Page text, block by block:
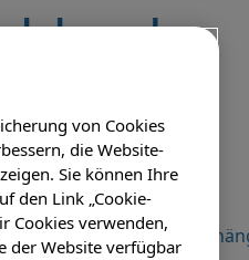
zugänglich sind –
von Cookies
die Website-
Sie können Ihre
den Link „Cookie-
Cookies verwenden,
der Website verfügbar